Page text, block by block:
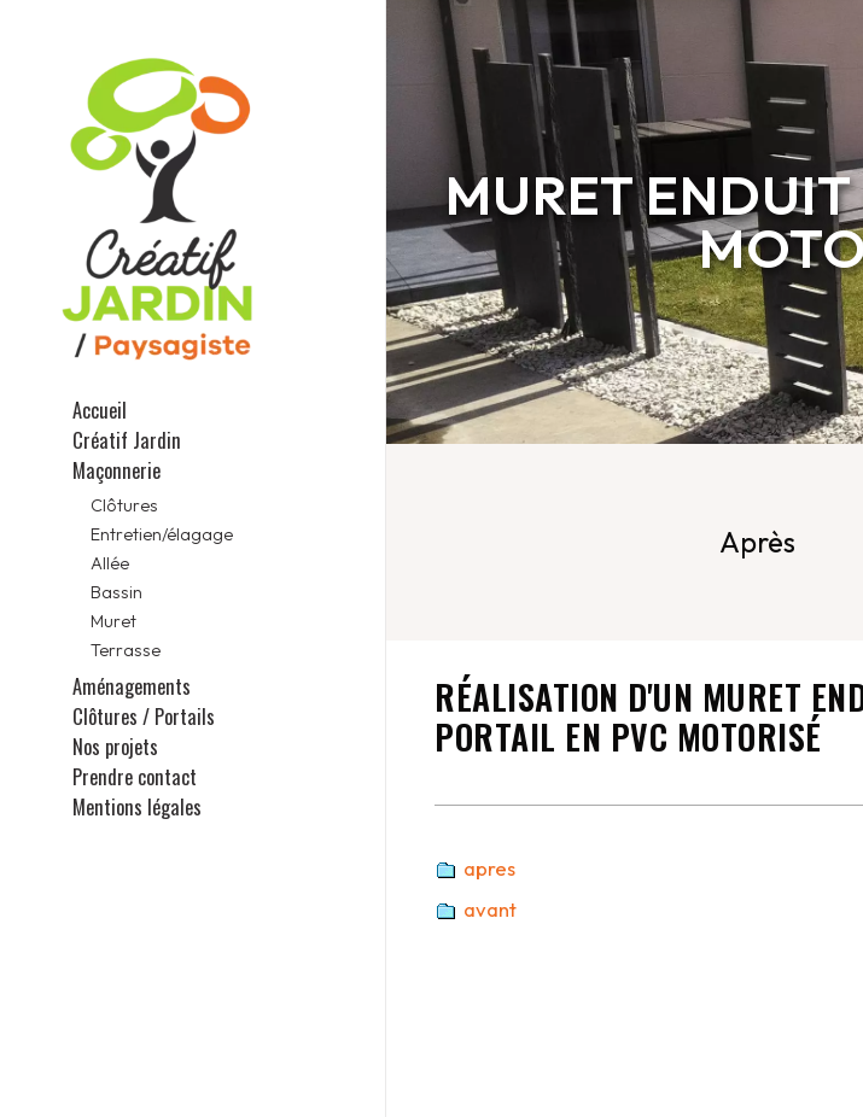
Accueil
Créatif Jardin
Maçonnerie
Clôtures
Entretien/élagage
Allée
Bassin
Muret
Terrasse
Aménagements
Clôtures / Portails
Nos projets
Prendre contact
Mentions légales
MURET
Après
RÉALISATION D'UN MURET
PORTAIL EN PVC MOTORISÉ
apres
avant